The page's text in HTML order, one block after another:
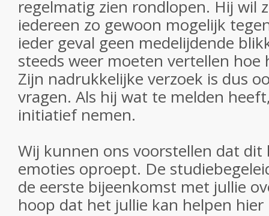
regelmatig zien rondlopen. Hij wil
iedereen zo gewoon mogelijk
ieder geval geen medelijdende
steeds weer moeten vertellen
Zijn nadrukkelijke verzoek is dus
vragen. Als hij wat te melden
initiatief nemen.
Wij kunnen ons voorstellen dat
emoties oproept. De
de eerste bijeenkomst met jullie
hoop dat het jullie kan helpen